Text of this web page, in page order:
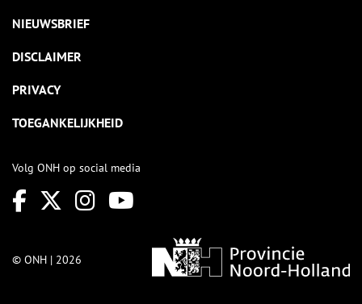
NIEUWSBRIEF
DISCLAIMER
PRIVACY
TOEGANKELIJKHEID
Volg ONH op social media
© ONH | 2026